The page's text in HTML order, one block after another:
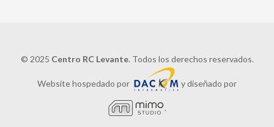
© 2025 Centro RC Levante. Todos los derechos reservados.
Website hospedado por y diseñado por
.